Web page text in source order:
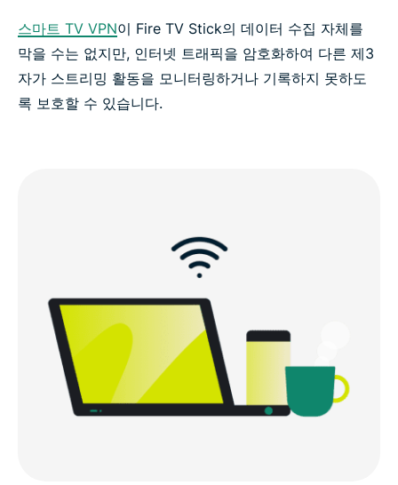
스마트 TV VPN이 Fire TV Stick의 데이터 수집 자체를
막을 수는 없지만, 인터넷 트래픽을 암호화하여 다른 제3
자가 스트리밍 활동을 모니터링하거나 기록하지 못하도
록 보호할 수 있습니다.